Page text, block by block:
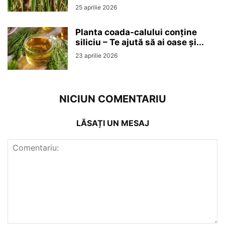
25 aprilie 2026
Planta coada-calului conține
siliciu – Te ajută să ai oase și...
23 aprilie 2026
NICIUN COMENTARIU
LĂSAȚI UN MESAJ